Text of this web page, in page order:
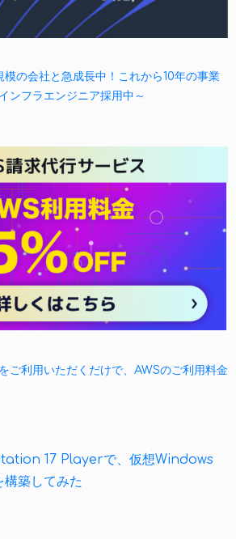
の会社と急成長中！これから10年の事業
ンフラエンジニア採用中～
ご利用いただくだけで、AWSのご利用料金
17 Playerで、仮想Windows
築してみた